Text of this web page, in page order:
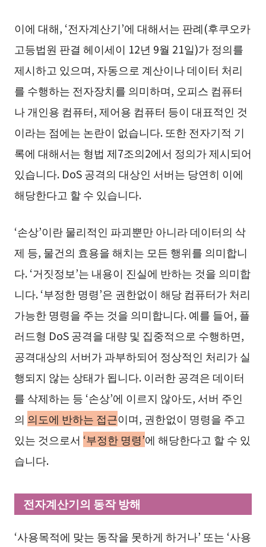
이에 대해, ‘전자계산기’에 대해서는 판례(후쿠오카
고등법원 판결 헤이세이 12년 9월 21일)가 정의를
제시하고 있으며, 자동으로 계산이나 데이터 처리
를 수행하는 전자장치를 의미하며, 오피스 컴퓨터
나 개인용 컴퓨터, 제어용 컴퓨터 등이 대표적인 것
이라는 점에는 논란이 없습니다. 또한 전자기적 기
록에 대해서는 형법 제7조의2에서 정의가 제시되어
있습니다. DoS 공격의 대상인 서버는 당연히 이에
해당한다고 할 수 있습니다.
‘손상’이란 물리적인 파괴뿐만 아니라 데이터의 삭
제 등, 물건의 효용을 해치는 모든 행위를 의미합니
다. ‘거짓정보’는 내용이 진실에 반하는 것을 의미합
니다. ‘부정한 명령’은 권한없이 해당 컴퓨터가 처리
가능한 명령을 주는 것을 의미합니다. 예를 들어, 플
러드형 DoS 공격을 대량 및 집중적으로 수행하면,
공격대상의 서버가 과부하되어 정상적인 처리가 실
행되지 않는 상태가 됩니다. 이러한 공격은 데이터
를 삭제하는 등 ‘손상’에 이르지 않아도, 서버 주인
의 의도에 반하는 접근이며, 권한없이 명령을 주고
있는 것으로서 ‘부정한 명령’에 해당한다고 할 수 있
습니다.
전자계산기의 동작 방해
‘사용목적에 맞는 동작을 못하게 하거나’ 또는 ‘사용